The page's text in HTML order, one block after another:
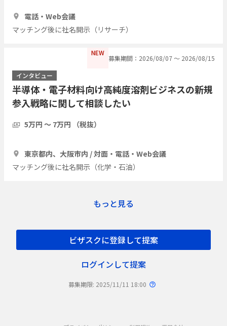
電話・Web会議
マッチング後に社名開示（リサーチ）
NEW
募集期間：2026/08/07 〜 2026/08/15
インタビュー
半導体・電子材料向け高純度溶剤ビジネスの新規
参入戦略に関して相談したい
5万円 〜 7万円 （税抜）
東京都内、大阪市内 / 対面・電話・Web会議
マッチング後に社名開示（化学・石油）
もっと見る
ビザスクに登録して提案
ログインして提案
募集期限: 2025/11/11 18:00